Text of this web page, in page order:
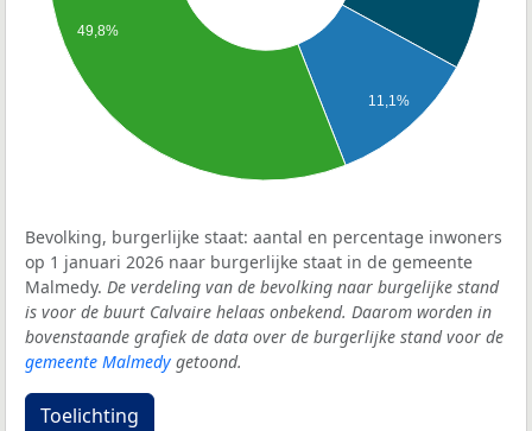
11,1%
49,8%
Bevolking, burgerlijke staat: aantal en percentage inwoners
op 1 januari 2026 naar burgerlijke staat in de gemeente
Malmedy. De verdeling van de bevolking naar burgelijke stand
is voor de buurt Calvaire helaas onbekend. Daarom worden in
bovenstaande grafiek de data over de burgerlijke stand voor de
gemeente Malmedy getoond.
Toelichting